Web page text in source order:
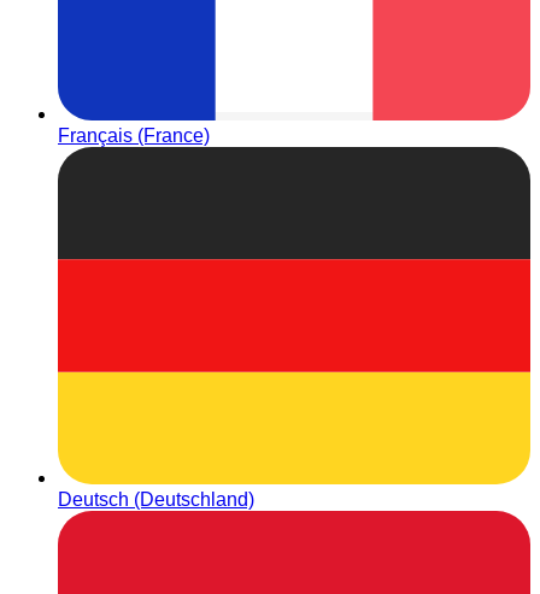
Français (France)
Deutsch (Deutschland)